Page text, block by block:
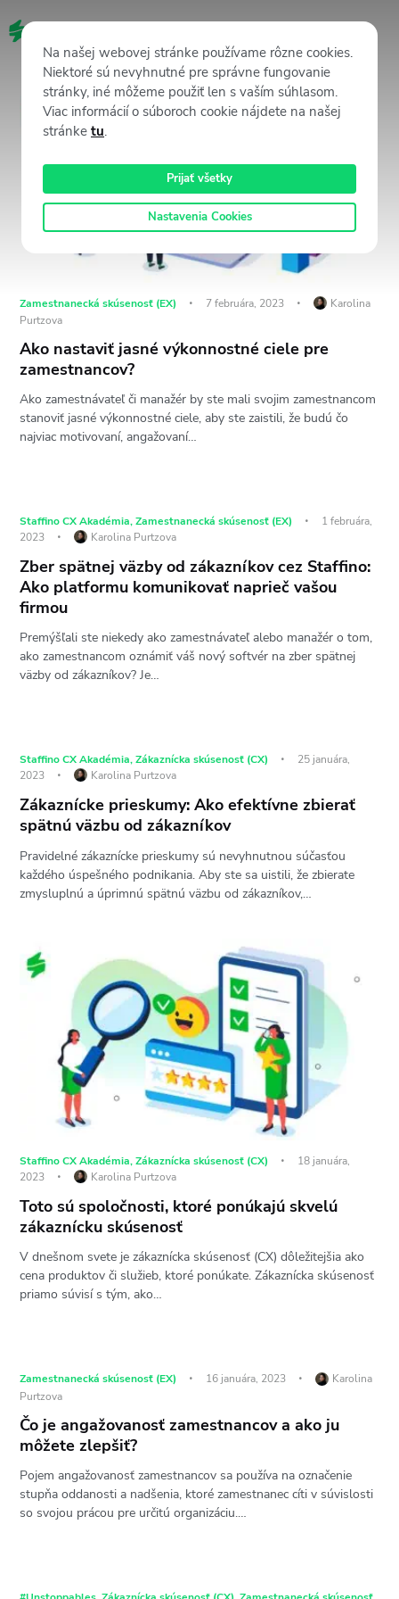
Zamestnanecká skúsenosť (EX) 7 februára, 2023
Karolina
Purtzova
Ako nastaviť jasné výkonnostné ciele pre
zamestnancov?
Ako zamestnávateľ či manažér by ste mali svojim zamestnancom
stanoviť jasné výkonnostné ciele, aby ste zaistili, že budú čo
najviac motivovaní, angažovaní…
Staffino CX Akadémia,Zamestnanecká skúsenosť (EX)
1 februára,
2023
Karolina Purtzova
Zber spätnej väzby od zákazníkov cez Staffino:
Ako platformu komunikovať naprieč vašou
firmou
Premýšľali ste niekedy ako zamestnávateľ alebo manažér o tom,
ako zamestnancom oznámiť váš nový softvér na zber spätnej
väzby od zákazníkov? Je…
Staffino CX Akadémia,Zákaznícka skúsenosť (CX)
25 januára,
2023
Karolina Purtzova
Zákaznícke prieskumy: Ako efektívne zbierať
spätnú väzbu od zákazníkov
Pravidelné zákaznícke prieskumy sú nevyhnutnou súčasťou
každého úspešného podnikania. Aby ste sa uistili, že zbierate
zmysluplnú a úprimnú spätnú väzbu od zákazníkov,…
Staffino CX Akadémia,Zákaznícka skúsenosť (CX)
18 januára,
2023
Karolina Purtzova
Toto sú spoločnosti, ktoré ponúkajú skvelú
zákaznícku skúsenosť
V dnešnom svete je zákaznícka skúsenosť (CX) dôležitejšia ako
cena produktov či služieb, ktoré ponúkate. Zákaznícka skúsenosť
priamo súvisí s tým, ako…
Zamestnanecká skúsenosť (EX) 16 januára, 2023
Karolina
Purtzova
Čo je angažovanosť zamestnancov a ako ju
môžete zlepšiť?
Pojem angažovanosť zamestnancov sa používa na označenie
stupňa oddanosti a nadšenia, ktoré zamestnanec cíti v súvislosti
so svojou prácou pre určitú organizáciu.…
Na našej webovej stránke používame rôzne cookies.
Niektoré sú nevyhnutné pre správne fungovanie
stránky, iné môžeme použiť len s vaším súhlasom.
Viac informácií o súboroch cookie nájdete na našej
stránke tu.
Prijať všetky
Nastavenia Cookies